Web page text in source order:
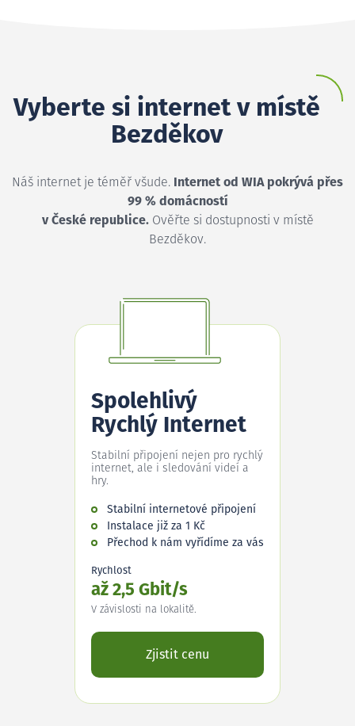
Vyberte si internet v místě
Bezděkov
Náš internet je téměř všude. Internet od WIA pokrývá přes
99 % domácností
v České republice.Ověřte si dostupnosti v místě
Bezděkov.
Spolehlivý
Rychlý Internet
Stabilní připojení nejen pro rychlý
internet, ale i sledování videí a
hry.
Stabilní internetové připojení
Instalace již za 1 Kč
Přechod k nám vyřídíme za vás
Rychlost
až 2,5 Gbit/s
V závislosti na lokalitě.
Zjistit cenu